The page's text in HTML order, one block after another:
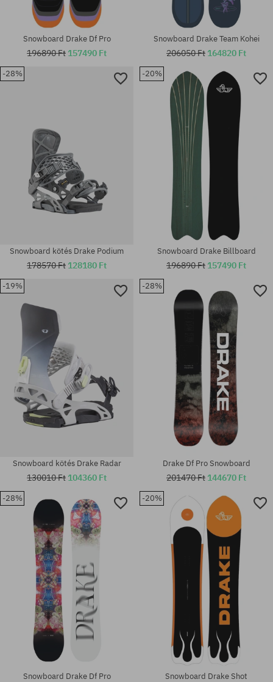
Elérhető méretek:
Elérhető méretek:
155; 158
Snowboard Drake Df Pro
196890 Ft 157490 Ft
Elérhető méretek:
Snowboard Drake Team Kohei
206050 Ft 164820 Ft
-28%
Elérhető méretek:
Snowboard kötés Drake Podium
178570 Ft 128180 Ft
-20%
Elérhető méretek:
Snowboard Drake Billboard
196890 Ft 157490 Ft
-19%
Snowboard kötés Drake Radar
130010 Ft 104360 Ft
-28%
Drake Df Pro Snowboard
201470 Ft 144670 Ft
-28%
Snowboard Drake Df Pro
-20%
Snowboard Drake Shot